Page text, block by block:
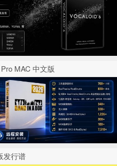
MAC 中文版
发行谱